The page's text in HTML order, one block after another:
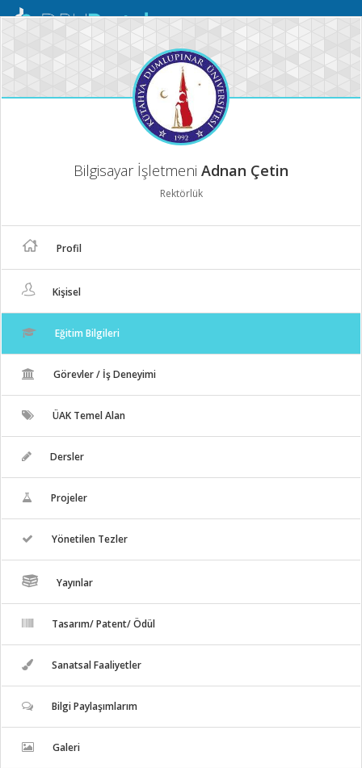
Mobil
Bilgisayar İşletmeni Adnan Çetin
Rektörlük
Profil
Kişisel
Eğitim Bilgileri
Görevler / İş Deneyimi
ÜAK Temel Alan
Dersler
Projeler
Yönetilen Tezler
Yayınlar
Tasarım/ Patent/ Ödül
Sanatsal Faaliyetler
Bilgi Paylaşımlarım
Galeri